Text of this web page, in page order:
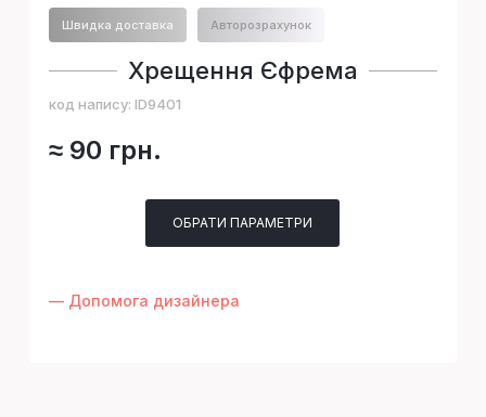
Швидка доставка Авторозрахунок
Хрещення Єфрема
код напису: ID9401
≈ 90 грн.
ОБРАТИ ПАРАМЕТРИ
— Допомога дизайнера